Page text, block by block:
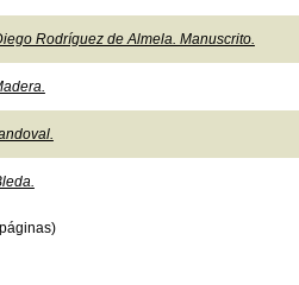
Rodríguez de Almela. Manuscrito.